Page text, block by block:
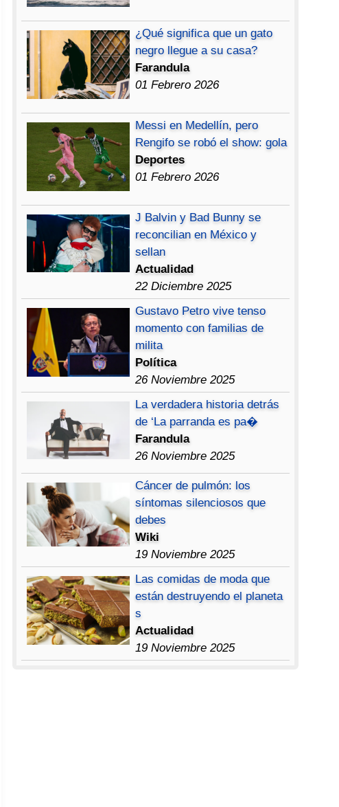
¿Qué significa que un gato
negro llegue a su casa?
Farandula
01 Febrero 2026
Messi en Medellín, pero
Rengifo se robó el show: gola
Deportes
01 Febrero 2026
J Balvin y Bad Bunny se
reconcilian en México y
sellan
Actualidad
22 Diciembre 2025
Gustavo Petro vive tenso
momento con familias de
milita
Política
26 Noviembre 2025
La verdadera historia detrás
de ‘La parranda es pa�
Farandula
26 Noviembre 2025
Cáncer de pulmón: los
síntomas silenciosos que
debes
Wiki
19 Noviembre 2025
Las comidas de moda que
están destruyendo el planeta
s
Actualidad
19 Noviembre 2025